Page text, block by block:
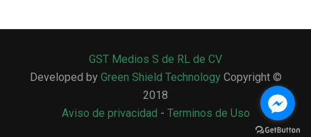
GST Medios S de RL de CV
Developed by Green Shield Technology Copyright ©
2018
Aviso de privacidad - Terminos de Uso